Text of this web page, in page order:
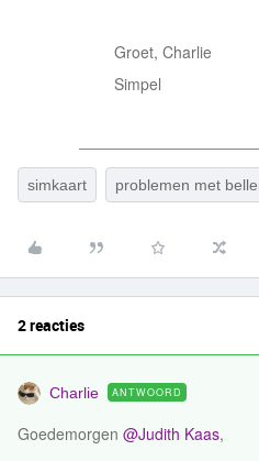
Groet, Charlie
Simpel
simkaart problemen met
2 reacties
Charlie ANTWOORD
Goedemorgen @Judith Kaas,